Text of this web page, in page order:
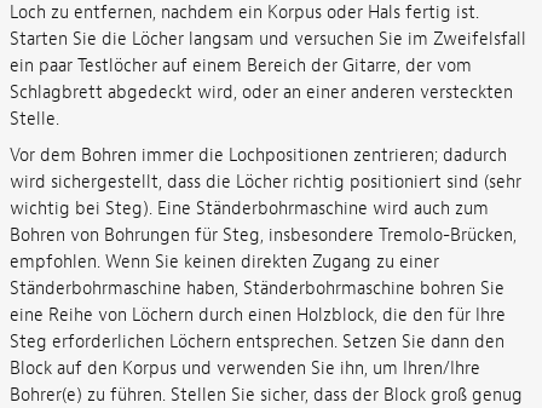
Loch zu entfernen, nachdem ein Korpus oder Hals fertig ist.
Starten Sie die Löcher langsam und versuchen Sie im Zweifelsfall
ein paar Testlöcher auf einem Bereich der Gitarre, der vom
Schlagbrett abgedeckt wird, oder an einer anderen versteckten
Stelle.
Vor dem Bohren immer die Lochpositionen zentrieren; dadurch
wird sichergestellt, dass die Löcher richtig positioniert sind (sehr
wichtig bei Steg). Eine Ständerbohrmaschine wird auch zum
Bohren von Bohrungen für Steg, insbesondere Tremolo-Brücken,
empfohlen. Wenn Sie keinen direkten Zugang zu einer
Ständerbohrmaschine haben, Ständerbohrmaschine bohren Sie
eine Reihe von Löchern durch einen Holzblock, die den für Ihre
Steg erforderlichen Löchern entsprechen. Setzen Sie dann den
Block auf den Korpus und verwenden Sie ihn, um Ihren/Ihre
Bohrer(e) zu führen. Stellen Sie sicher, dass der Block groß genug